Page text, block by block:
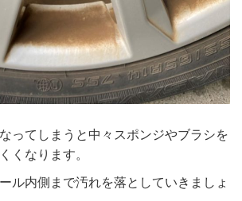
ってしまうと中々スポンジやブラシを
くなります。
ル内側まで汚れを落としていきましょ